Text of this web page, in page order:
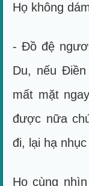
Họ không
- Đồ đệ
Du, nếu
mất mặt
được nữa
đi, lại hạ
Họ cùng